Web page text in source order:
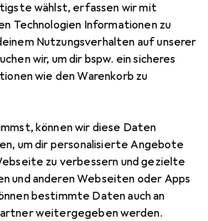
wählst, erfassen wir mit
Technologien Informationen zu
Nutzungsverhalten auf unserer
wir, um dir bspw. ein sicheres
wie den Warenkorb zu
können wir diese Daten
um dir personalisierte Angebote
zu verbessern und gezielte
und anderen Webseiten oder Apps
bestimmte Daten auch an
weitergegeben werden.
6 Bilder
Antireflex
Marke
Mehr von Dipos